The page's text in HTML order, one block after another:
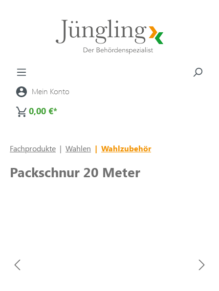
Mein Konto
0,00 €*
Fachprodukte | Wahlen | Wahlzubehör
Packschnur 20 Meter